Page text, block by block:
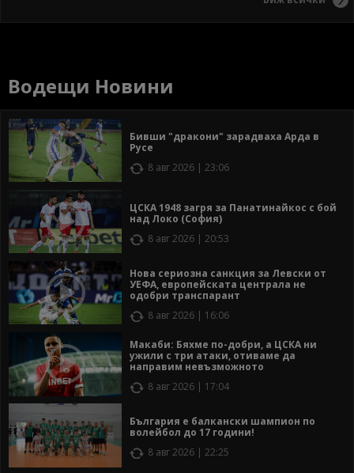
Водещи Новини
Бивши "дракони" зарадваха Арда в
Русе
8 авг 2026 | 23:06
ЦСКА 1948 загря за Панатинайкос с бой
над Локо (София)
8 авг 2026 | 20:53
Нова сериозна санкция за Левски от
УЕФА, европейската централа не
одобри транспарант
8 авг 2026 | 16:06
Макаби: Бяхме по-добри, а ЦСКА ни
ужили с три атаки, отиваме да
направим невъзможното
8 авг 2026 | 17:04
България е балкански шампион по
волейбол до 17 години!
8 авг 2026 | 22:25